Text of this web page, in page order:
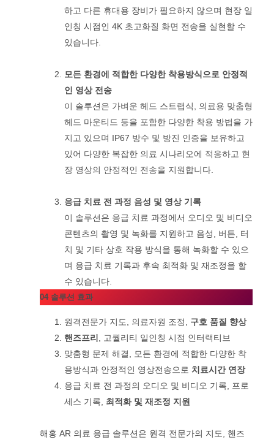
하고 다른 휴대용 장비가 필요하지 않으며 현장 일
인칭 시점인 4K 초고화질 화면 전송을 실현할 수
있습니다.
모든 환경에 적합한 다양한 착용방식으로 안정적
인 영상 전송
이 솔루션은 가벼운 헤드 스트랩식, 의료용 맞춤형
헤드 마운티드 등을 포함한 다양한 착용 방법을 가
지고 있으며 IP67 방수 및 방진 인증을 보유하고
있어 다양한 복잡한 의료 시나리오에 적응하고 현
장 영상의 안정적인 전송을 지원합니다.
응급 치료 전 과정 음성 및 영상 기록
이 솔루션은 응급 치료 과정에서 오디오 및 비디오
콘텐츠의 촬영 및 녹화를 지원하고 음성, 버튼, 터
치 및 기타 상호 작용 방식을 통해 녹화할 수 있으
며 응급 치료 기록과 후속 최적화 및 재조정을 할
수 있습니다.
04 솔루션 효과
원격전문가 지도, 의료자원 조정, 구호 품질 향상
핸즈프리
, 고퀄리티 일인칭 시점 인터랙티브
맞춤형 문제 해결, 모든 환경에 적합한 다양한 착
용방식과 안정적인 영상전송으로 치료시간 연장
응급 치료 전 과정의 오디오 및 비디오 기록, 프로
세스 기록, 최적화 및 재조정 지원
해홍 AR 의료 응급 솔루션은 원격 전문가의 지도, 핸즈